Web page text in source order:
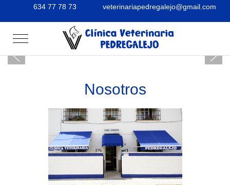
634 77 78 73 veterinariapedregalejo@gmail.com
Mobile Menu Toggle
Nosotros